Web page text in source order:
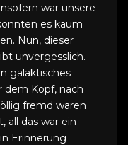
war unsere
es kaum
Nun, dieser
unvergesslich.
galaktisches
dem Kopf, nach
fremd waren
all das war ein
Erinnerung